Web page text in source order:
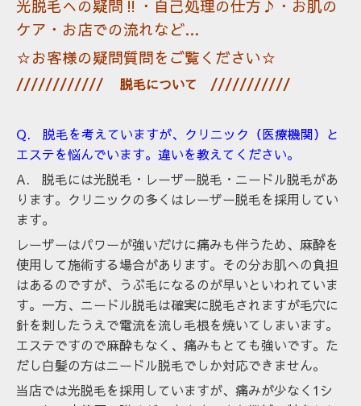
光脱毛への疑問‼・自己処理の仕方♪・お肌の
ケア・お店での流れなど…
☆お客様の疑問質問をご覧ください☆
//////////// 脱毛について ///////////
Q. 脱毛を考えていますが、クリニック（医療機関）と
エステを悩んでいます。違いを教えてください。
A. 脱毛には光脱毛・レーザー脱毛・ニードル脱毛があ
ります。クリニックの多くはレーザー脱毛を採用してい
ます。
レーザーはパワーが強いだけに痛みも伴うため、 麻酔を
使用して施術する場合があります。その分お肌への負担
はあるのですが、うぶ毛になるのが早いといわれていま
す。一方、 ニードル脱毛は確実に脱毛されますが毛穴に
針を刺したうえで電流を流し毛根を焼いてしまいます。
エステですので麻酔もなく、痛みもとても強いです。た
だし白髪の方はニードル脱毛でしか対応できません。
当店では光脱毛を採用していますが、痛みが少なく1シ